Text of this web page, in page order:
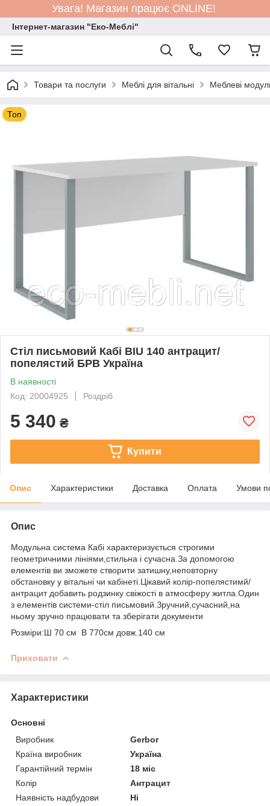
Увага! Магазин працює ONLINE!
Інтернет-магазин "Еко-Меблі"
Товари та послуги Меблі для вітальні Меблеві
Топ
Стіл письмовий Кабі BIU 140 антрацит/
попелястий БРВ Україна
В наявності
Код: 20004925
Роздріб
5 340 ₴
Купити
Опис Характеристики Доставка Оплата Умови
Опис
Модульна система Кабі характеризується строгими
геометричними лініями,стильна і сучасна.За допомогою
елементів ви зможете створити затишну,неповторну
обстановку у вітальні чи кабінеті.Цікавий колір-попелястимй/
антрацит добавить родзинку свіжості в атмосферу житла.Один
з елементів системи-стіл письмовий.Зручний,сучасний,на
ньому зручно працювати та зберігати документи
Розміри:Ш 70 см В 770см довж.140 см
Приховати
Характеристики
Основні
Виробник
Gerbor
Країна виробник
Україна
Гарантійний термін
18 міс
Колір
Антрацит
Наявність надбудови
Ні